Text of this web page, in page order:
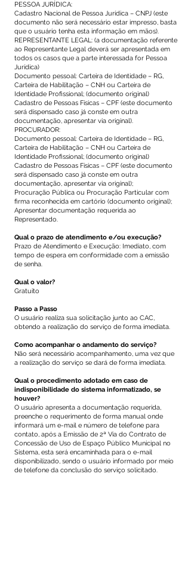
PESSOA JURÍDICA:
Cadastro Nacional de Pessoa Jurídica – CNPJ (este
documento não será necessário estar impresso, basta
que o usuário tenha esta informação em mãos).
REPRESENTANTE LEGAL: (a documentação referente
ao Representante Legal deverá ser apresentada em
todos os casos que a parte interessada for Pessoa
Jurídica)
Documento pessoal: Carteira de Identidade – RG,
Carteira de Habilitação – CNH ou Carteira de
Identidade Profissional; (documento original)
Cadastro de Pessoas Físicas – CPF (este documento
será dispensado caso já conste em outra
documentação, apresentar via original).
PROCURADOR:
Documento pessoal: Carteira de Identidade – RG,
Carteira de Habilitação – CNH ou Carteira de
Identidade Profissional; (documento original)
Cadastro de Pessoas Físicas – CPF (este documento
será dispensado caso já conste em outra
documentação, apresentar via original);
Procuração Pública ou Procuração Particular com
firma reconhecida em cartório (documento original);
Apresentar documentação requerida ao
Representado.
Qual o prazo de atendimento e/ou execução?
Prazo de Atendimento e Execução: Imediato, com
tempo de espera em conformidade com a emissão
de senha.
Qual o valor?
Gratuito
Passo a Passo
O usuário realiza sua solicitação junto ao CAC,
obtendo a realização do serviço de forma imediata.
Como acompanhar o andamento do serviço?
Não será necessário acompanhamento, uma vez que
a realização do serviço se dará de forma imediata.
Qual o procedimento adotado em caso de
indisponibilidade do sistema informatizado, se
houver?
O usuário apresenta a documentação requerida,
preenche o requerimento de forma manual onde
informará um e-mail e número de telefone para
contato, após a Emissão de 2ª Via do Contrato de
Concessão de Uso de Espaço Público Municipal no
Sistema, esta será encaminhada para o e-mail
disponibilizado, sendo o usuário informado por meio
de telefone da conclusão do serviço solicitado.